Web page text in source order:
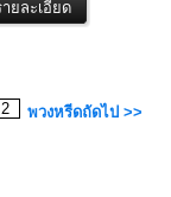
2 พวงหรีดถัดไป >>